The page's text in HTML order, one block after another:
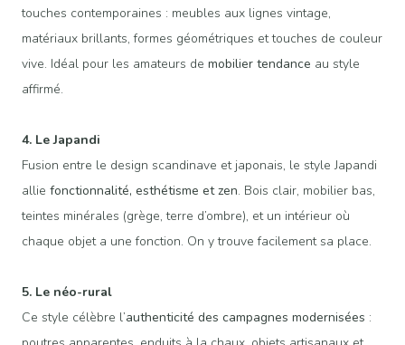
touches contemporaines : meubles aux lignes vintage,
matériaux brillants, formes géométriques et touches de couleur
vive. Idéal pour les amateurs de mobilier tendance au style
affirmé.
4. Le Japandi
Fusion entre le design scandinave et japonais, le style Japandi
allie fonctionnalité, esthétisme et zen. Bois clair, mobilier bas,
teintes minérales (grège, terre d’ombre), et un intérieur où
chaque objet a une fonction. On y trouve facilement sa place.
5. Le néo-rural
Ce style célèbre l’authenticité des campagnes modernisées :